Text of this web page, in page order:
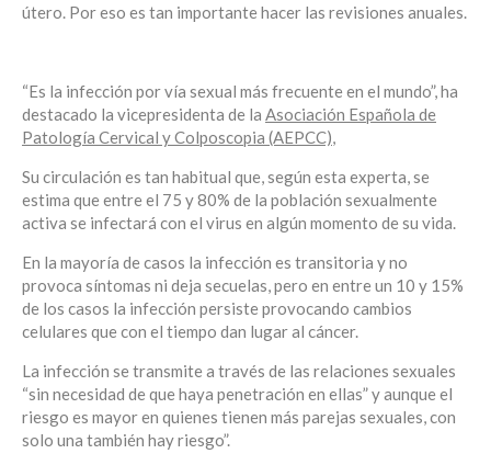
útero. Por eso es tan importante hacer las revisiones anuales.
“Es la infección por vía sexual más frecuente en el mundo”, ha
destacado la vicepresidenta de la Asociación Española de
Patología Cervical y Colposcopia (AEPCC)
Su circulación es tan habitual que, según esta experta, se
estima que entre el 75 y 80% de la población sexualmente
activa se infectará con el virus en algún momento de su vida.
En la mayoría de casos la infección es transitoria y no
provoca síntomas ni deja secuelas, pero en entre un 10 y 15%
de los casos la infección persiste provocando cambios
celulares que con el tiempo dan lugar al cáncer.
La infección se transmite a través de las relaciones sexuales
“sin necesidad de que haya penetración en ellas” y aunque el
riesgo es mayor en quienes tienen más parejas sexuales, con
solo una también hay riesgo”.